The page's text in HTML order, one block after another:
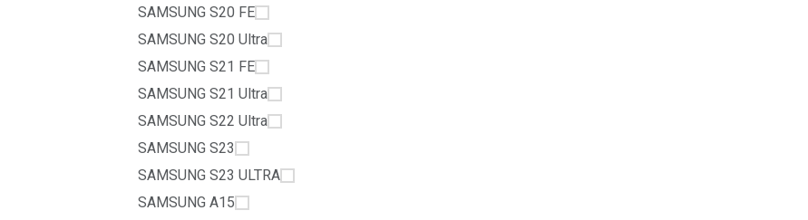
SAMSUNG S20 FE
SAMSUNG S20 Ultra
SAMSUNG S21 FE
SAMSUNG S21 Ultra
SAMSUNG S22 Ultra
SAMSUNG S23
SAMSUNG S23 ULTRA
SAMSUNG A15